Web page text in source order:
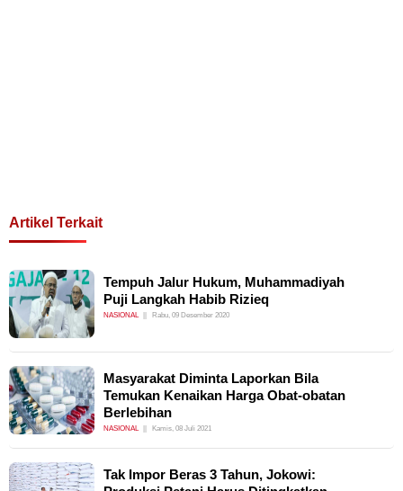
Artikel Terkait
Tempuh Jalur Hukum, Muhammadiyah
Puji Langkah Habib Rizieq
NASIONAL Rabu, 09 Desember 2020
Masyarakat Diminta Laporkan Bila
Temukan Kenaikan Harga Obat-obatan
Berlebihan
NASIONAL Kamis, 08 Juli 2021
Tak Impor Beras 3 Tahun, Jokowi: